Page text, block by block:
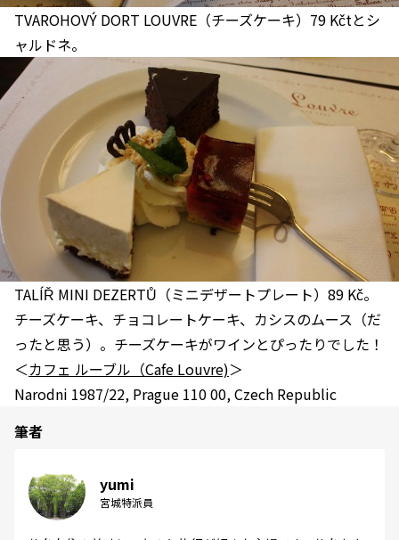
TVAROHOVÝ DORT LOUVRE（チーズケーキ）79 Kčtとシ
ャルドネ。
TALÍŘ MINI DEZERTŮ（ミニデザートプレート）89 Kč。
チーズケーキ、チョコレートケーキ、カシスのムース（だ
ったと思う）。チーズケーキがワインとぴったりでした！
＜カフェ ルーブル（Cafe Louvre)＞
Narodni 1987/22, Prague 110 00, Czech Republic
筆者
yumi
宮城特派員